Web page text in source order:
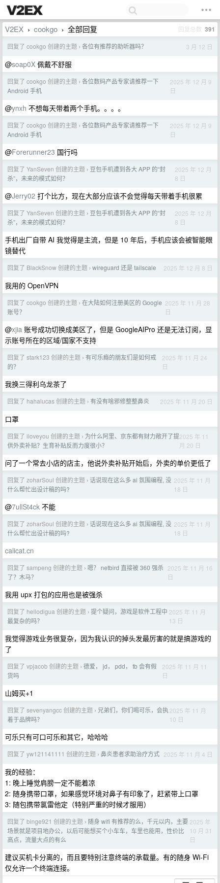
V2EX › cookgo › 全部回复 回复总数 391
回复了 cookgo 创建的主题 › 各位有推荐的助听器吗？ 3 月 12 日
@soap0X 佩戴不舒服
回复了 cookgo 创建的主题 › 各位数码产品专家请推荐一下
Android 手机
2025 年 12 月 9
日
@ynxh 不想每天带着两个手机。。。。
回复了 cookgo 创建的主题 › 各位数码产品专家请推荐一下
Android 手机
2025 年 12 月 9
日
@Forerunner23 国行吗
回复了 YanSeven 创建的主题 › 豆包手机遭到各大 APP 的“封
杀”，未来的模式如何？
2025 年 12 月
8 日
@Jerry02 打个比方，现在大部分应该不会觉得每天带着手机很累
回复了 YanSeven 创建的主题 › 豆包手机遭到各大 APP 的“封
杀”，未来的模式如何？
2025 年 12 月
8 日
手机出厂自带 AI 我觉得是主流，但是 10 年后，手机应该会被智能眼
镜替代
回复了 BlackSnow 创建的主题 › wireguard 还是 tailscale 2025 年 12 月 8 日
我用的 OpenVPN
回复了 cookgo 创建的主题 › 在大陆如何注册美区的 Google
账号？
2025 年 11 月 28
日
@xjia 账号成功切换成美区了，但是 GoogleAIPro 还是无法订阅，显
示账号所在的区域/国家不支持
回复了 stark123 创建的主题 › 有可乐瘾的朋友们是如何戒
的？
2025 年 11 月 24
日
我换三得利乌龙茶了
回复了 hahalucas 创建的主题 › 有没有啥邪修整整鼻炎 2025 年 11 月 20 日
口罩
回复了 iloveyou 创建的主题 › 为什么阿里、京东都有财力敞开了提
供外卖补贴？生育补贴反而力度很小？
2025 年 11
月 20 日
问了一个常去小店的店主，他说外卖补贴开始后，外卖的单价更低了
回复了 zoharSoul 创建的主题 › 话说现在这么多 ai 氛围编程, 没
什么帮忙出设计稿的吗?
2025 年 11 月
18 日
@7ullSt4ck 不能
回复了 zoharSoul 创建的主题 › 话说现在这么多 ai 氛围编程, 没
什么帮忙出设计稿的吗?
2025 年 11 月
18 日
calicat.cn
回复了 sampeng 创建的主题 › 嗯？ netbird 直接被 360 强杀
了？木马？
2025 年 11 月 16
日
我用 upx 打包的应用也是被强杀
回复了 hellodigua 创建的主题 › 提个疑问，游戏是软件工程中
最复杂的吗？
2025 年 11 月
13 日
我觉得游戏业务很复杂，因为我认识的掉头发最厉害的就是搞游戏的
了
回复了 vpjacob 创建的主题 › 德爱， jd， pdd， tb 会有假
货吗
2025 年 11 月 11
日
山姆买+1
回复了 sevenyangcc 创建的主题 › 兄弟们，你们喝可乐，会执
着于品牌吗？
2025 年 11 月
10 日
可乐只有可口可乐和其它，哈哈哈
回复了 yw121141111 创建的主题 › 鼻炎患者求助治疗方式 2025 年 11 月 4 日
我的经验：
1: 晚上睡觉肩膀一定不能着凉
2: 随身携带口罩，如果感觉环境对鼻子有印象了，赶紧带上口罩
3: 随包携带氯雷他定（特别严重的时候才服用）
回复了 binge921 创建的主题 › 随身 wifi 有推荐的么，千元以内，主要
场景就是项目地办公，以后可能想买个小车车，车里也能用，性价比
高点，流量大点的有么
2025 年
10 月 31
日
建议买机卡分离的，而且要特别注意终端的承载量。有的随身 Wi-Fi
仅允许一个终端连接。